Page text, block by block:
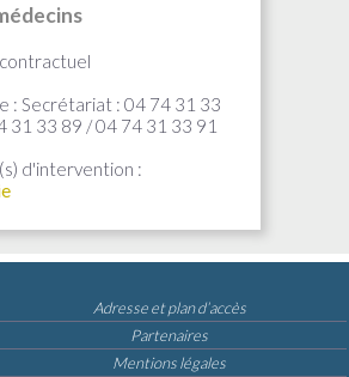
: Secrétariat : 04 74 31 33
31 33 89 / 04 74 31 33 91
d'intervention :
Adresse et plan d’accès
Partenaires
Mentions légales